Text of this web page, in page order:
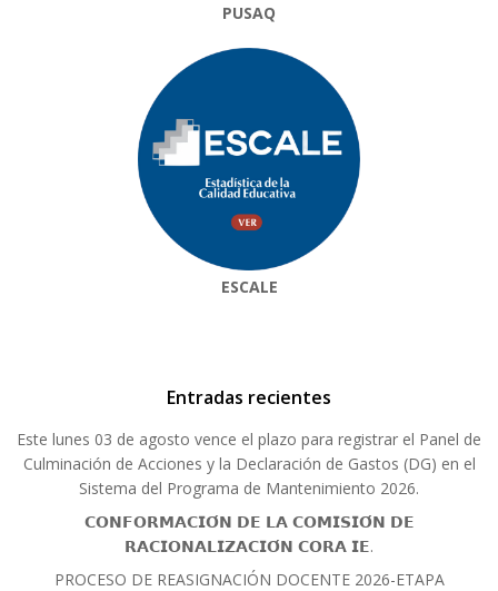
PUSAQ
ESCALE
Entradas recientes
Este lunes 03 de agosto vence el plazo para registrar el Panel de
Culminación de Acciones y la Declaración de Gastos (DG) en el
Sistema del Programa de Mantenimiento 2026.
𝗖𝗢𝗡𝗙𝗢𝗥𝗠𝗔𝗖𝗜𝗢́𝗡 𝗗𝗘 𝗟𝗔 𝗖𝗢𝗠𝗜𝗦𝗜𝗢́𝗡 𝗗𝗘
𝗥𝗔𝗖𝗜𝗢𝗡𝗔𝗟𝗜𝗭𝗔𝗖𝗜𝗢́𝗡 𝗖𝗢𝗥𝗔 𝗜𝗘.
PROCESO DE REASIGNACIÓN DOCENTE 2026-ETAPA